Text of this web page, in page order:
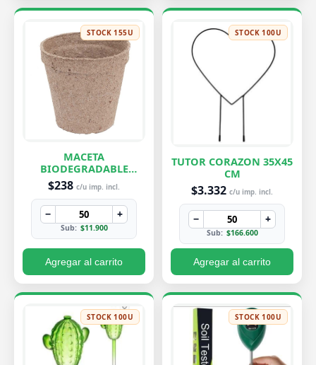
STOCK 155U
MACETA
BIODEGRADABLE
PEQUEÑA 7X8 CM
$238 c/u imp. incl.
− +
Sub: $11.900
Agregar al carrito
STOCK 100U
TUTOR CORAZON 35X45
CM
$3.332 c/u imp. incl.
− +
Sub: $166.600
Agregar al carrito
STOCK 100U STOCK 100U